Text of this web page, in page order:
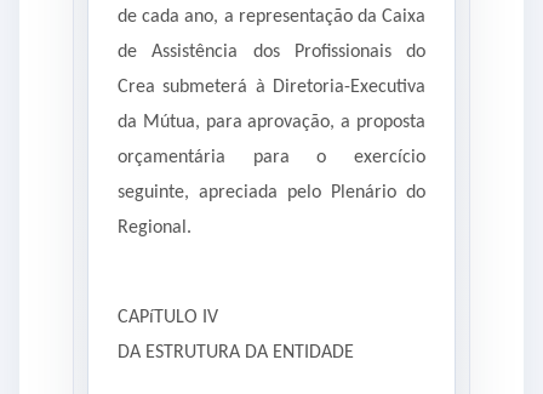
de cada ano, a representação da Caixa
de Assistência dos Profissionais do
Crea submeterá à Diretoria-Executiva
da Mútua, para aprovação, a proposta
orçamentária para o exercício
seguinte, apreciada pelo Plenário do
Regional.
CAPíTULO IV
DA ESTRUTURA DA ENTIDADE